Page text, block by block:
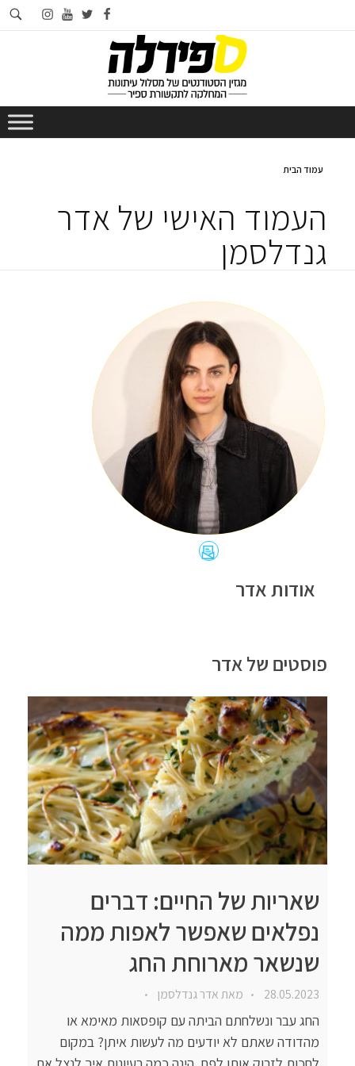
facebook
twitter
youtube
instagram
עמוד הבית
העמוד האישי של אדר
גנדלסמן
כתובת
אודות אדר
פוסטים של אדר
שאריות של החיים: דברים
נפלאים שאפשר לאפות ממה
שנשאר מארוחת החג
28.05.2023 מאתאדר גנדלסמן
החג עבר ונשלחתם הביתה עם קופסאות מאימא או
מהדודה שאתם לא יודעים מה לעשות איתן? במקום